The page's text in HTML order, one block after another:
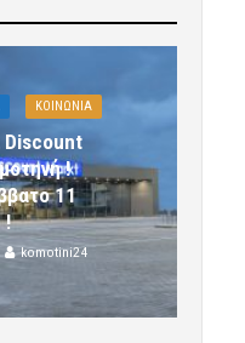
ΚΟΙΝΩΝΙΑ
Discount
!
11
!
komotini24